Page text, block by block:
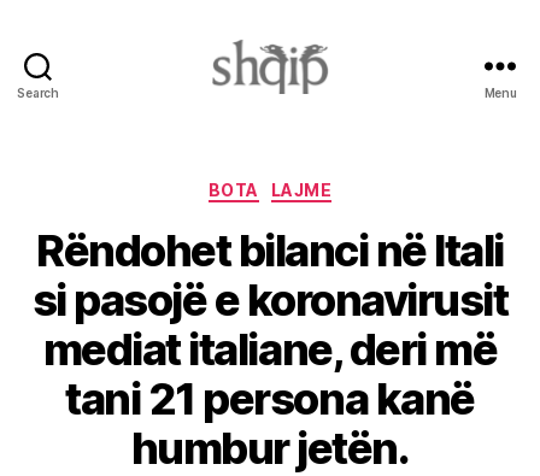
Search Menu
Categories
BOTA LAJME
Rëndohet bilanci në Itali
si pasojë e koronavirusit
mediat italiane, deri më
tani 21 persona kanë
humbur jetën.